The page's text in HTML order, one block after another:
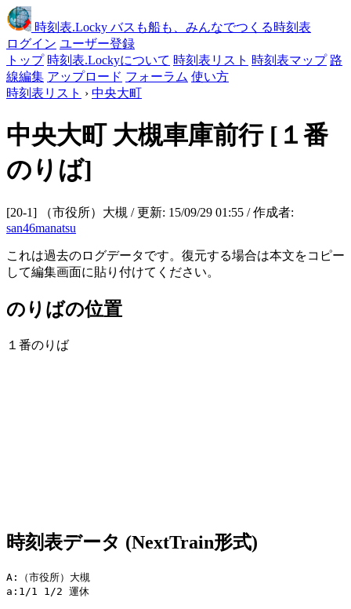
時刻表.Locky バスも船も、みんなでつくる時刻表
ログイン ユーザー登録
トップ 時刻表.Lockyについて 時刻表リスト 時刻表マップ 路
線編集 アップロード フォーラム 使い方
時刻表リスト › 中央大町
中央大町 大槻車庫前行 [１番
のりば]
[20-1] （市役所）大槻 / 更新: 15/09/29 01:55 / 作成者:
san46manatsu
これは過去のログデータです。復元する場合は本文をコピー
して編集画面に貼り付けてください。
のりばの位置
１番のりば
時刻表データ (NextTrain形式)
A:（市役所）大槻
a:1/1 1/2 運休